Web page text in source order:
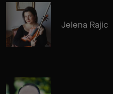
Jelena Rajic